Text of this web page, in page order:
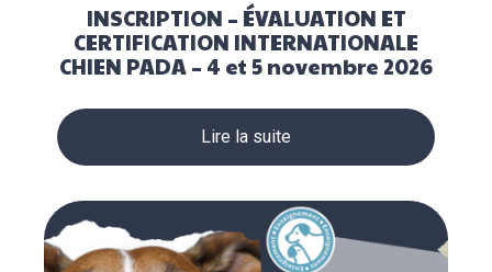
INSCRIPTION – ÉVALUATION ET
CERTIFICATION INTERNATIONALE
CHIEN PADA – 4 et 5 novembre 2026
Lire la suite